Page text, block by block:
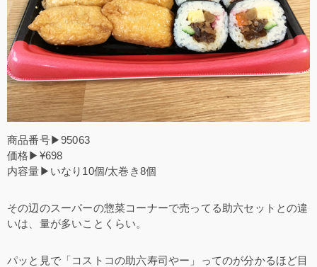
商品番号▶95063
価格▶¥698
内容量▶いなり10個/太巻き8個
その辺のスーパーの惣菜コーナーで売ってる助六セットとの違
いは、量が多いことくらい。
パッと見で「コストコの助六寿司やー」ってのが分かるほど目